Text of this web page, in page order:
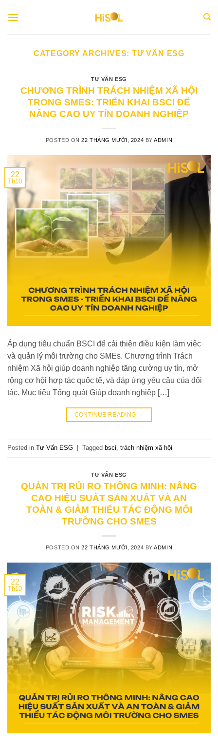
CATEGORY ARCHIVES:TƯ VẤN ESG
TƯ VẤN ESG
CHƯƠNG TRÌNH TRÁCH NHIỆM XÃ HỘI
TRONG SMES: TRIỂN KHAI BSCI ĐỂ
NÂNG CAO UY TÍN DOANH NGHIỆP
POSTED ON22 THÁNG MƯỜI, 2024 BYADMIN
22
Th10
Áp dụng tiêu chuẩn BSCI để cải thiện điều kiện làm việc
và quản lý môi trường cho SMEs. Chương trình Trách
nhiệm Xã hội giúp doanh nghiệp tăng cường uy tín, mở
rộng cơ hội hợp tác quốc tế, và đáp ứng yêu cầu của đối
tác. Mục tiêu Tổng quát Giúp doanh nghiệp […]
CONTINUE READING →
Posted in Tư Vấn ESG Tagged bsci, trách nhiệm xã hội
TƯ VẤN ESG
QUẢN TRỊ RỦI RO THÔNG MINH: NÂNG
CAO HIỆU SUẤT SẢN XUẤT VÀ AN
TOÀN & GIẢM THIỂU TÁC ĐỘNG MÔI
TRƯỜNG CHO SMES
POSTED ON22 THÁNG MƯỜI, 2024 BYADMIN
22
Th10